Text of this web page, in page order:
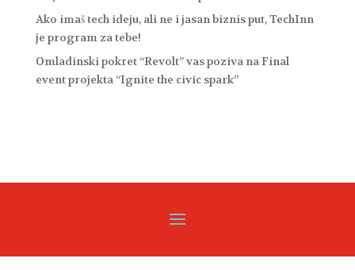
Ako imaš tech ideju, ali ne i jasan biznis put, TechInn
je program za tebe!
Omladinski pokret “Revolt” vas poziva na Final
event projekta “Ignite the civic spark”